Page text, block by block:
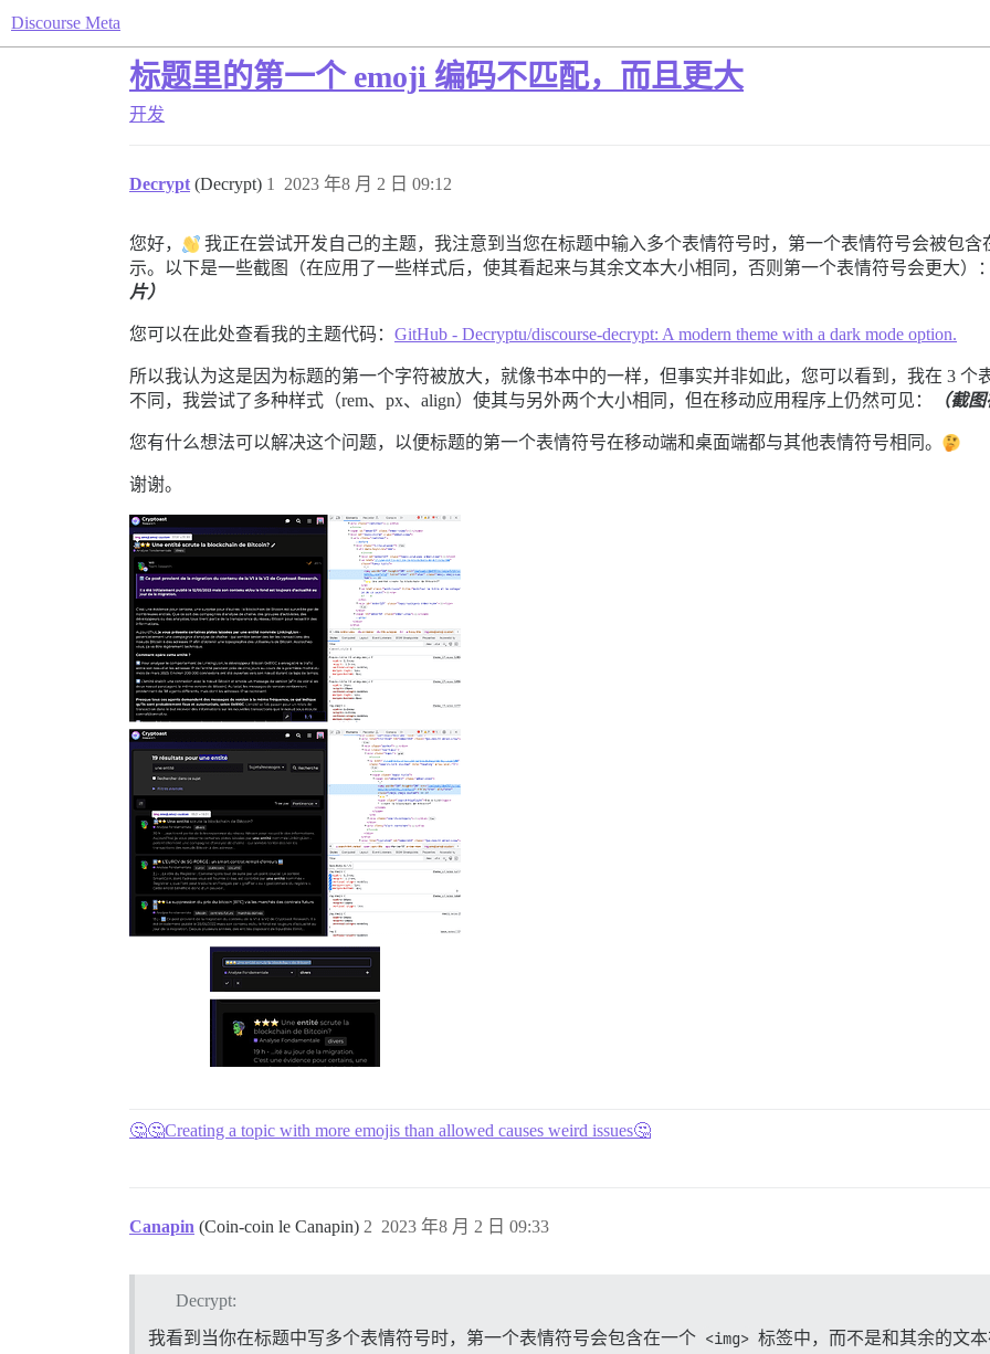
Discourse Meta
标题里的第一个 emoji 编码不匹配，而且更大
开发
Decrypt (Decrypt) 2023 年8 月 2 日 09:12
1
您好，
我正在尝试开发自己的主题，我注意到当您在标题中输入多个表情符号时，第一个表情符号会被包含
示。以下是一些截图（在应用了一些样式后，使其看起来与其余文本大小相同，否则第一个表情符号会更大）
片）
您可以在此处查看我的主题代码： GitHub - Decryptu/discourse-decrypt: A modern theme with a dark mode option.
所以我认为这是因为标题的第一个字符被放大，就像书本中的一样，但事实并非如此，您可以看到，我在 3
不同，我尝试了多种样式（rem、px、align）使其与另外两个大小相同，但在移动应用程序上仍然可见：
（截
您有什么想法可以解决这个问题，以便标题的第一个表情符号在移动端和桌面端都与其他表情符号相同。
谢谢。
🤔🤔Creating a topic with more emojis than allowed causes weird issues🤔
Canapin (Coin-coin le Canapin) 2023 年8 月 2 日 09:33
2
Decrypt:
我看到当你在标题中写多个表情符号时，第一个表情符号会包含在一个 <img> 标签中，而不是和其余的文